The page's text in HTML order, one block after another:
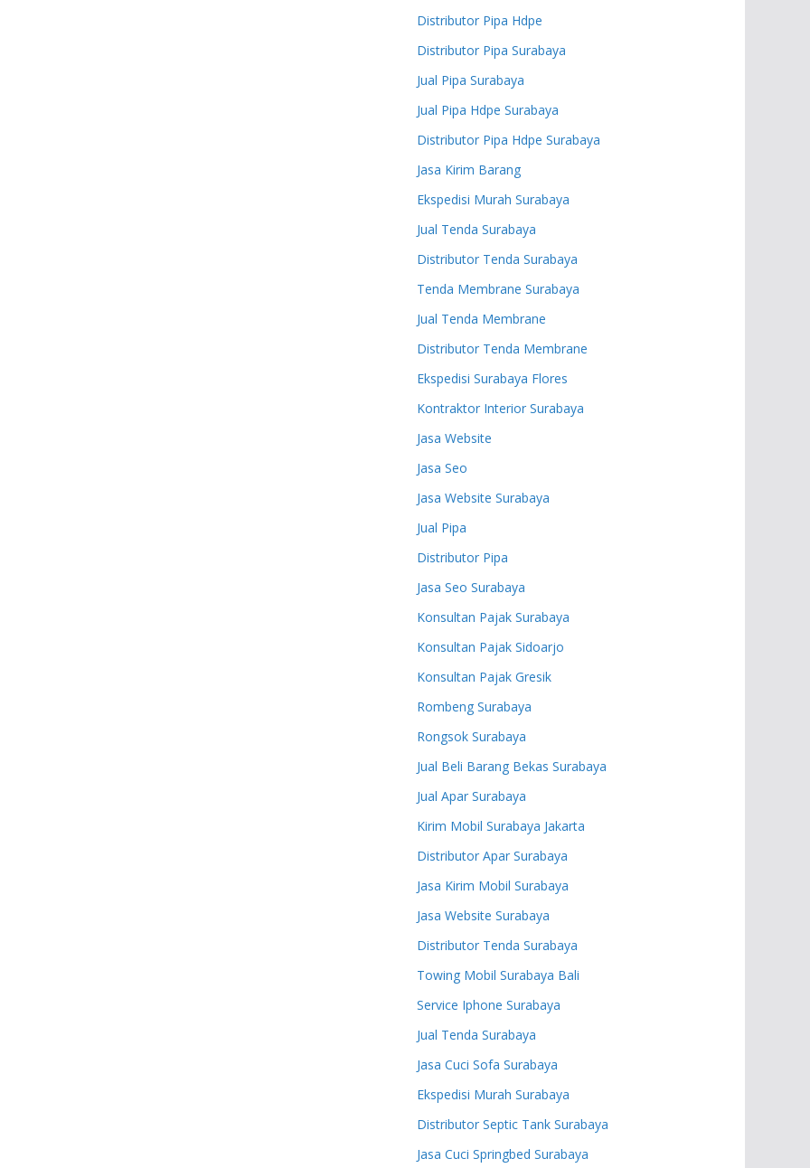
Distributor Pipa Hdpe
Distributor Pipa Surabaya
Jual Pipa Surabaya
Jual Pipa Hdpe Surabaya
Distributor Pipa Hdpe Surabaya
Jasa Kirim Barang
Ekspedisi Murah Surabaya
Jual Tenda Surabaya
Distributor Tenda Surabaya
Tenda Membrane Surabaya
Jual Tenda Membrane
Distributor Tenda Membrane
Ekspedisi Surabaya Flores
Kontraktor Interior Surabaya
Jasa Website
Jasa Seo
Jasa Website Surabaya
Jual Pipa
Distributor Pipa
Jasa Seo Surabaya
Konsultan Pajak Surabaya
Konsultan Pajak Sidoarjo
Konsultan Pajak Gresik
Rombeng Surabaya
Rongsok Surabaya
Jual Beli Barang Bekas Surabaya
Jual Apar Surabaya
Kirim Mobil Surabaya Jakarta
Distributor Apar Surabaya
Jasa Kirim Mobil Surabaya
Jasa Website Surabaya
Distributor Tenda Surabaya
Towing Mobil Surabaya Bali
Service Iphone Surabaya
Jual Tenda Surabaya
Jasa Cuci Sofa Surabaya
Ekspedisi Murah Surabaya
Distributor Septic Tank Surabaya
Jasa Cuci Springbed Surabaya